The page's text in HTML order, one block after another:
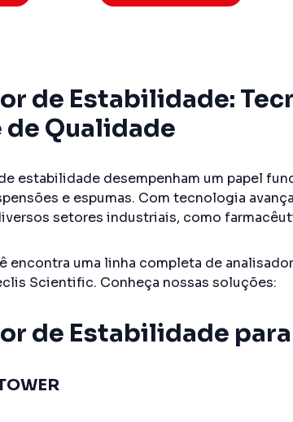
de Estabilidade:
Qualidade
estabilidade desempenham um papel
e espumas. Com tecnologia
setores industriais, como
encontra uma linha completa de
Scientific. Conheça nossas soluções:
de Estabilidade